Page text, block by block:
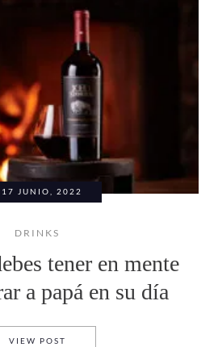
17 JUNIO, 2022
DRINKS
tener en mente
a papá en su día
VIEW POST